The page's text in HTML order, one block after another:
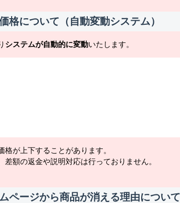
格について（自動変動システム）
システムが自動的に変動いたします。
が上下することがあります。
額の返金や説明対応は行っておりません。
ページから商品が消える理由について